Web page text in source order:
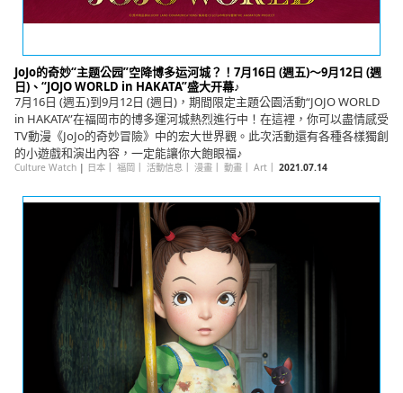
JoJo的奇妙“主题公园”空降博多运河城？！7月16日 (週五)～9月12日 (週
日)、“JOJO WORLD in HAKATA”盛大开幕♪
7月16日 (週五)到9月12日 (週日)，期間限定主題公園活動“JOJO WORLD
in HAKATA”在福岡市的博多運河城熱烈進行中！在這裡，你可以盡情感受
TV動漫《JoJo的奇妙冒險》中的宏大世界觀。此次活動還有各種各樣獨創
的小遊戲和演出內容，一定能讓你大飽眼福♪
Culture Watch| 日本｜ 福岡 活動信息｜ 漫畫｜ 動畫｜ Art｜ 2021.07.14